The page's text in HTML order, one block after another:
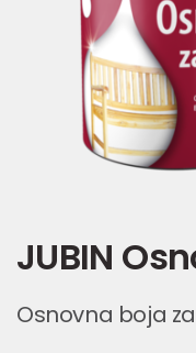
JUBIN
Osnovna boja